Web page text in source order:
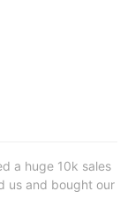
a huge 10k sales
us and bought our